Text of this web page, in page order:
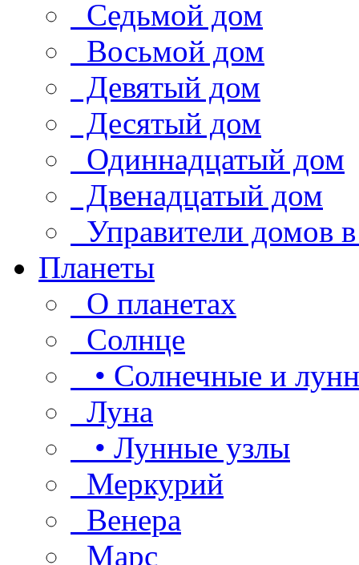
Седьмой дом
Восьмой дом
Девятый дом
Десятый дом
Одиннадцатый дом
Двенадцатый дом
Управители домов
Планеты
О планетах
Солнце
• Солнечные и
Луна
• Лунные узлы
Меркурий
Венера
Марс